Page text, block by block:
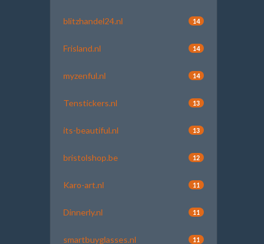
blitzhandel24.nl 14
Frisland.nl 14
myzenful.nl 14
Tenstickers.nl 13
its-beautiful.nl 13
bristolshop.be 12
Karo-art.nl 11
Dinnerly.nl 11
smartbuyglasses.nl 11